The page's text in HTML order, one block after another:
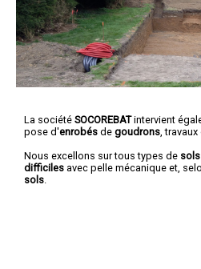
La société SOCOREBATintervient
pose d'enrobés de goudrons, travaux
Nous excellons sur tous types de sols
difficiles avec pelle mécanique et,
sols.